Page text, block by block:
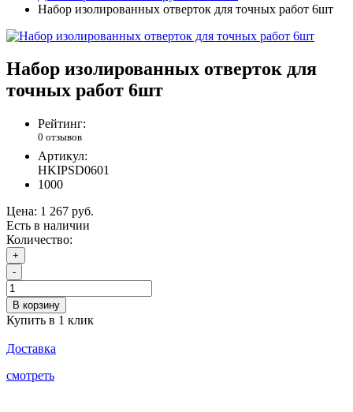
Набор изолированных отверток для точных работ 6шт
Набор изолированных отверток для
точных работ 6шт
Рейтинг:
0 отзывов
Артикул:
HKIPSD0601
1000
Цена: 1 267 руб.
Есть в наличии
Количество:
+
-
В корзину
Купить в 1 клик
Доставка
смотреть